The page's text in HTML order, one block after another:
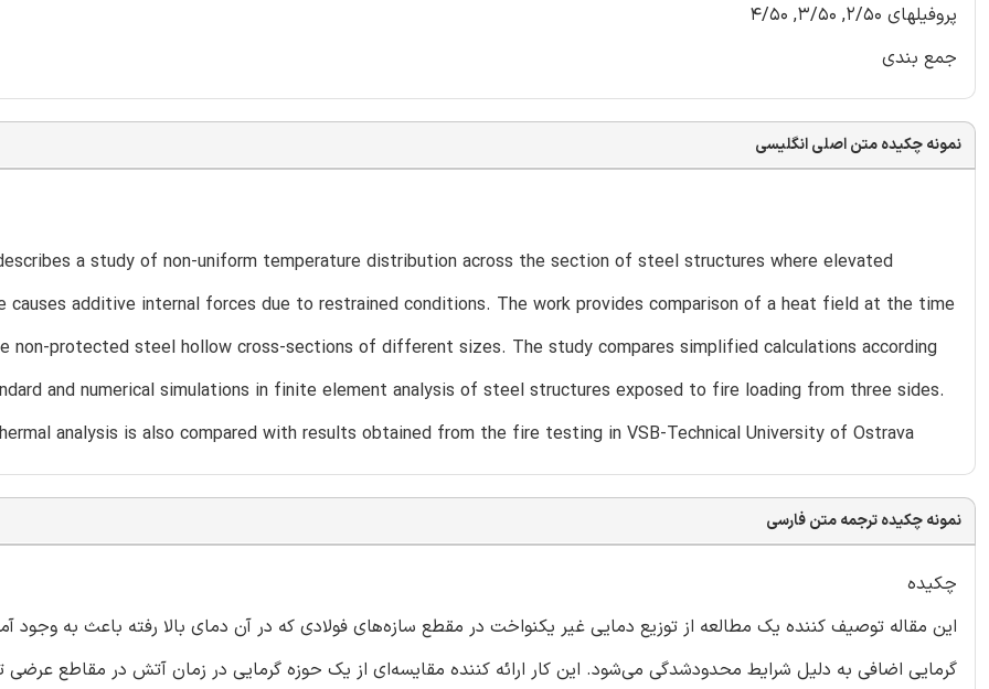
پروفیلهای 2/50, 3/50, 4/50
جمع بندی
نمونه چکیده متن اصلی انگلیسی
a study of non-uniform temperature distribution across the section of steel structures where elevated
causes additive internal forces due to restrained conditions. The work provides comparison of a heat field at the time
non-protected steel hollow cross-sections of different sizes. The study compares simplified calculations according
and numerical simulations in finite element analysis of steel structures exposed to fire loading from three sides.
analysis is also compared with results obtained from the fire testing in VSB-Technical University of Ostrava
نمونه چکیده ترجمه متن فارسی
چکیده
این مقاله توصیف کننده یک مطالعه از توزیع دمایی غیر یکنواخت در مقطع سازه‌های فولادی که در آن دمای بالا رفته باعث به وجود
گرمایی اضافی به دلیل شرایط محدودشدگی می‌شود. این کار ارائه کننده مقایسه‌ای از یک حوزه گرمایی در زمان آتش در مقاطع عرضی